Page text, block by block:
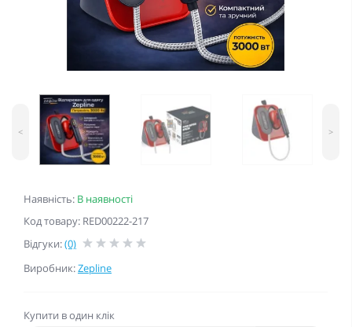
Наявність: В наявності
Код товару: RED00222-217
Відгуки:(0)
Виробник:Zepline
< >
Купити в один клік